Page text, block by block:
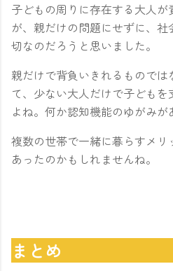
子どもの周りに存在する大人
が、親だけの問題にせずに、
切なのだろうと思いました。
親だけで背負いきれるものでは
て、少ない大人だけで子ども
よね。何か認知機能のゆがみが
複数の世帯で一緒に暮らすメリ
あったのかもしれませんね。
まと